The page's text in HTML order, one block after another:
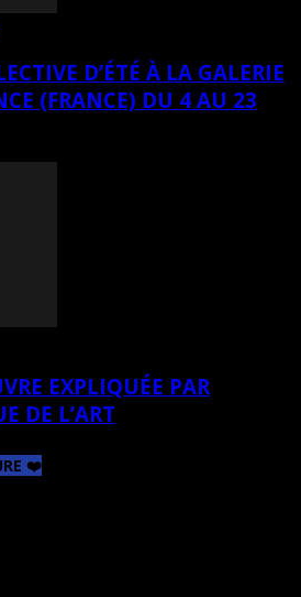
D’ÉTÉ À LA GALERIE
(FRANCE) DU 4 AU 23
EXPLIQUÉE PAR
DE L’ART
❤️